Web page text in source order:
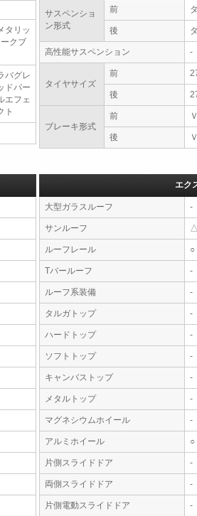
タリッ
クブ
バグレ
ドパー
エフェ
ト
サスペンショ
ン形式
前
後
高性能サスペンション -
タイヤサイズ
前
後
ブレーキ形式
前
後
エク
大型ガラスルーフ -
サンルーフ △
ルーフレール ○
Tバールーフ -
ルーフ系装備 -
タルガトップ -
ハードトップ -
ソフトトップ -
キャンバストップ -
メタルトップ -
マグネシウムホイール -
アルミホイール ○
片側スライドドア -
両側スライドドア -
片側電動スライドドア -